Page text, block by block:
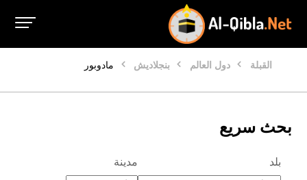
القبلة دول العالم بنجلاديش مادوبور
بحث سريع
بلد مدينة